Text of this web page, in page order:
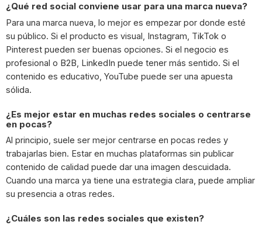
¿Qué red social conviene usar para una marca nueva?
Para una marca nueva, lo mejor es empezar por donde esté
su público. Si el producto es visual, Instagram, TikTok o
Pinterest pueden ser buenas opciones. Si el negocio es
profesional o B2B, LinkedIn puede tener más sentido. Si el
contenido es educativo, YouTube puede ser una apuesta
sólida.
¿Es mejor estar en muchas redes sociales o centrarse
en pocas?
Al principio, suele ser mejor centrarse en pocas redes y
trabajarlas bien. Estar en muchas plataformas sin publicar
contenido de calidad puede dar una imagen descuidada.
Cuando una marca ya tiene una estrategia clara, puede ampliar
su presencia a otras redes.
¿Cuáles son las redes sociales que existen?